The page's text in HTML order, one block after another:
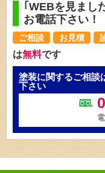
｢WEBを見まし
お電話下さい！
ご相談 お見積
は無料です
塗装に関するご相談
下さい